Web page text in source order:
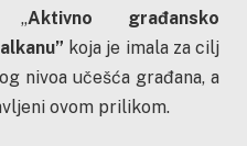
„Aktivno građansko
koja je imala za cilj
nivoa učešća građana, a
ovom prilikom.